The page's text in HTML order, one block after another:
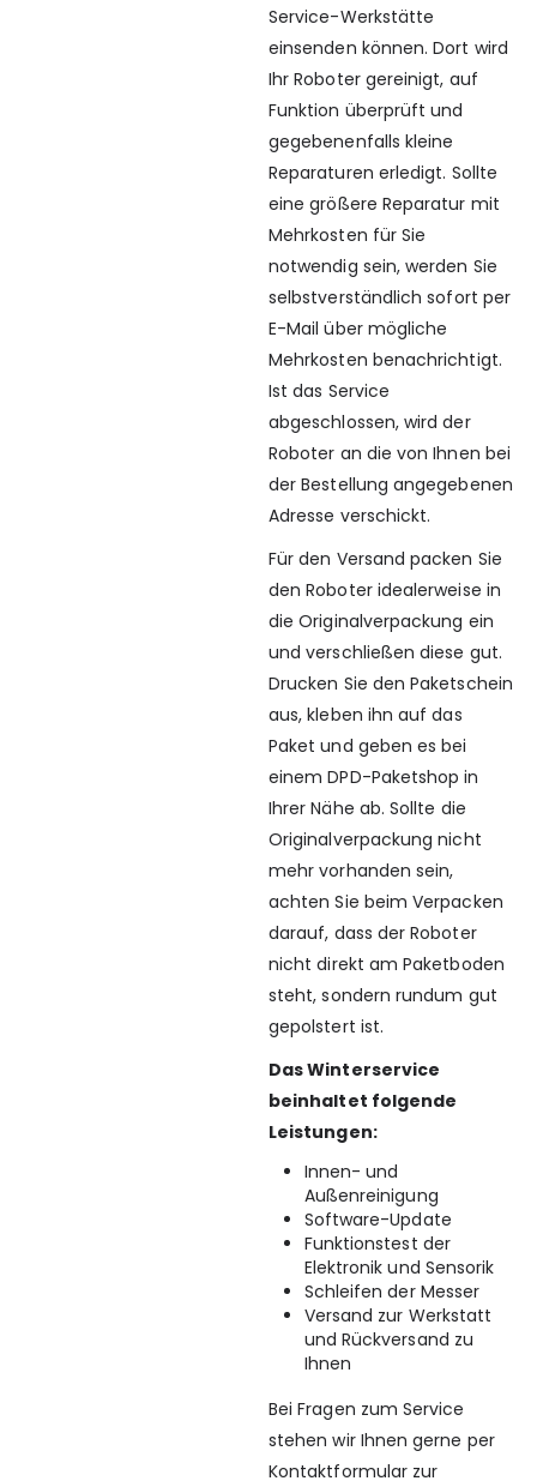
Service-Werkstätte
einsenden können. Dort wird
Ihr Roboter gereinigt, auf
Funktion überprüft und
gegebenenfalls kleine
Reparaturen erledigt. Sollte
eine größere Reparatur mit
Mehrkosten für Sie
notwendig sein, werden Sie
selbstverständlich sofort per
E-Mail über mögliche
Mehrkosten benachrichtigt.
Ist das Service
abgeschlossen, wird der
Roboter an die von Ihnen bei
der Bestellung angegebenen
Adresse verschickt.
Für den Versand packen Sie
den Roboter idealerweise in
die Originalverpackung ein
und verschließen diese gut.
Drucken Sie den Paketschein
aus, kleben ihn auf das
Paket und geben es bei
einem DPD-Paketshop in
Ihrer Nähe ab. Sollte die
Originalverpackung nicht
mehr vorhanden sein,
achten Sie beim Verpacken
darauf, dass der Roboter
nicht direkt am Paketboden
steht, sondern rundum gut
gepolstert ist.
Das Winterservice
beinhaltet folgende
Leistungen:
Innen- und
Außenreinigung
Software-Update
Funktionstest der
Elektronik und Sensorik
Schleifen der Messer
Versand zur Werkstatt
und Rückversand zu
Ihnen
Bei Fragen zum Service
stehen wir Ihnen gerne per
Kontaktformular zur